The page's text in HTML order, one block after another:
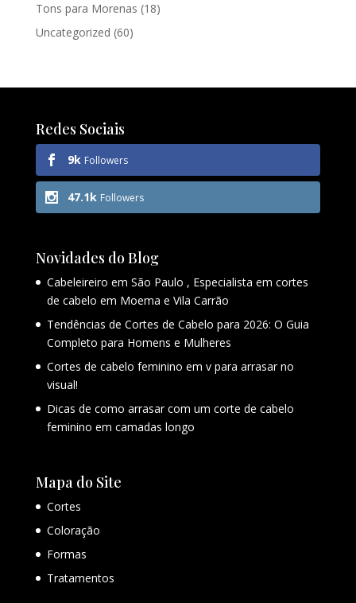
Tons para Morenas (18)
Uncategorized (60)
Redes Sociais
9k Followers
47.1k Followers
Novidades do Blog
Cabeleireiro em São Paulo , Especialista em cortes
de cabelo em Moema e Vila Carrão
Tendências de Cortes de Cabelo para 2026: O Guia
Completo para Homens e Mulheres
Cortes de cabelo feminino em v para arrasar no
visual!
Dicas de como arrasar com um corte de cabelo
feminino em camadas longo
Mapa do Site
Cortes
Coloração
Formas
Tratamentos